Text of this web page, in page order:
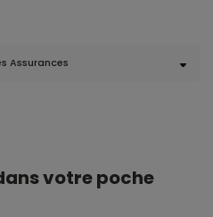
Assurances
votre poche